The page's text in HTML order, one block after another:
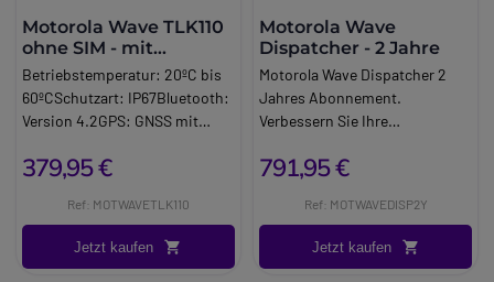
Motorola Wave TLK110
ohne SIM - mit
Reiseladegerät
Betriebstemperatur: 20ºC bis
60ºCSchutzart: IP67Bluetooth:
Version 4.2GPS: GNSS mit
GLONASS, Galileo und Bei. Dou
379,95 €
Ref: MOTWAVETLK110
Jetzt kaufen
Motorola Wave
Dispatcher - 2 Jahre
Motorola Wave Dispatcher 2
Jahres Abonnement.
Verbessern Sie Ihre
diesem Abonnement für die
Motorola.
791,95 €
Ref: MOTWAVEDISP2Y
Jetzt kaufen